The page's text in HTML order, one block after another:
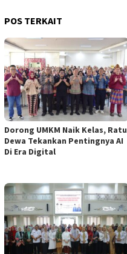
POS TERKAIT
Dorong UMKM Naik Kelas, Ratu
Dewa Tekankan Pentingnya AI
Di Era Digital